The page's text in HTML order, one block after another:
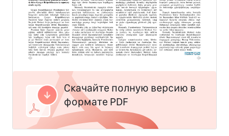
Скачайте полную версию в
формате PDF